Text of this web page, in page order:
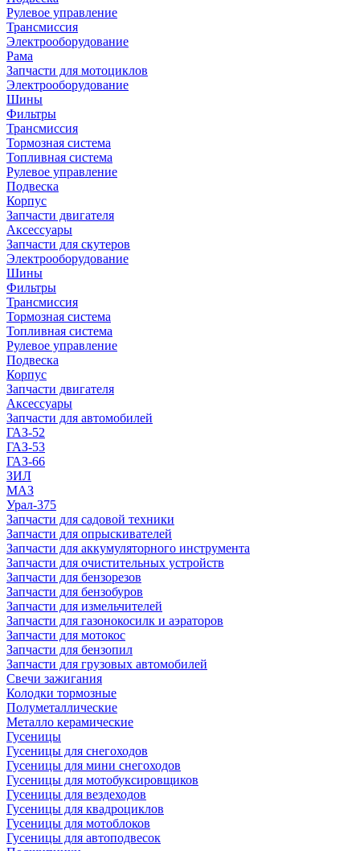
Рулевое управление
Трансмиссия
Электрооборудование
Рама
Запчасти для мотоциклов
Электрооборудование
Шины
Фильтры
Трансмиссия
Тормозная система
Топливная система
Рулевое управление
Подвеска
Корпус
Запчасти двигателя
Аксессуары
Запчасти для скутеров
Электрооборудование
Шины
Фильтры
Трансмиссия
Тормозная система
Топливная система
Рулевое управление
Подвеска
Корпус
Запчасти двигателя
Аксессуары
Запчасти для автомобилей
ГАЗ-52
ГАЗ-53
ГАЗ-66
ЗИЛ
МАЗ
Урал-375
Запчасти для садовой техники
Запчасти для опрыскивателей
Запчасти для аккумуляторного инструмента
Запчасти для очистительных устройств
Запчасти для бензорезов
Запчасти для бензобуров
Запчасти для измельчителей
Запчасти для газонокосилк и аэраторов
Запчасти для мотокос
Запчасти для бензопил
Запчасти для грузовых автомобилей
Свечи зажигания
Колодки тормозные
Полуметаллические
Металло керамические
Гусеницы
Гусеницы для снегоходов
Гусеницы для мини снегоходов
Гусеницы для мотобуксировщиков
Гусеницы для вездеходов
Гусеницы для квадроциклов
Гусеницы для мотоблоков
Гусеницы для автоподвесок